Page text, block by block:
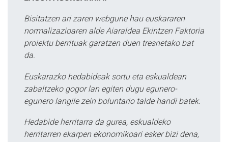
Bisitatzen ari zaren webgune hau euskararen
normalizazioaren alde Aiaraldea Ekintzen Faktoria
proiektu berrituak garatzen duen tresnetako bat
da.
Euskarazko hedabideak sortu eta eskualdean
zabaltzeko gogor lan egiten dugu egunero-
egunero langile zein boluntario talde handi batek.
Hedabide herritarra da gurea, eskualdeko
herritarren ekarpen ekonomikoari esker bizi dena,